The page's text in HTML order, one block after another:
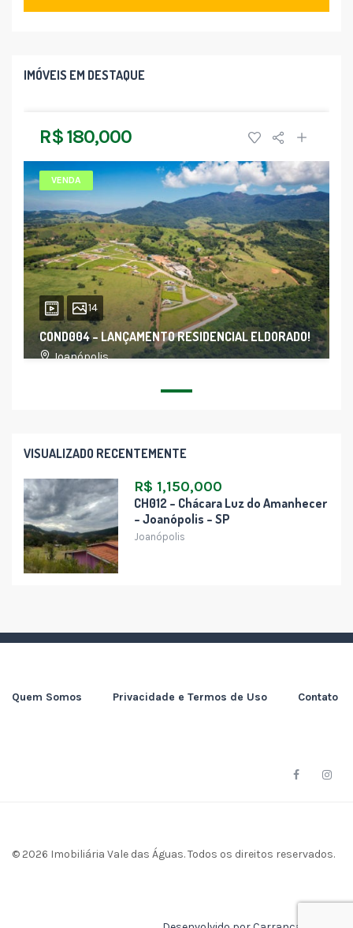
IMÓVEIS EM DESTAQUE
R$ 180,000
VENDA
14
COND004 – LANÇAMENTO RESIDENCIAL ELDORADO!
Joanópolis
VISUALIZADO RECENTEMENTE
R$ 1,150,000
CH012 – Chácara Luz do Amanhecer
– Joanópolis – SP
Joanópolis
Quem Somos Privacidade e Termos de Uso Contato
© 2026 Imobiliária Vale das Águas. Todos os direitos reservados.